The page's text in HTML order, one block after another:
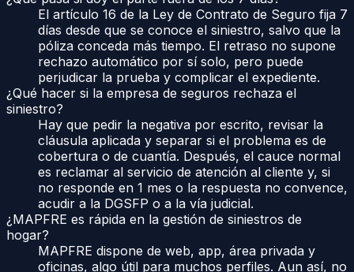
El artículo 16 de la Ley de Contrato de Seguro fija 7
días desde que se conoce el siniestro, salvo que la
póliza conceda más tiempo. El retraso no supone
rechazo automático por sí solo, pero puede
perjudicar la prueba y complicar el expediente.
¿Qué hacer si la empresa de seguros rechaza el
siniestro?
Hay que pedir la negativa por escrito, revisar la
cláusula aplicada y separar si el problema es de
cobertura o de cuantía. Después, el cauce normal
es reclamar al servicio de atención al cliente y, si
no responde en 1 mes o la respuesta no convence,
acudir a la DGSFP o a la vía judicial.
¿MAPFRE es rápida en la gestión de siniestros de
hogar?
MAPFRE dispone de web, app, área privada y
oficinas, algo útil para muchos perfiles. Aun así, no